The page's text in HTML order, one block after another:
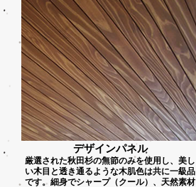
デザインパネル
厳選された秋田杉の無節のみを使用し、美し
い木目と透き通るような木肌色は共に一級品
です。細身でシャープ（クール）、天然素材